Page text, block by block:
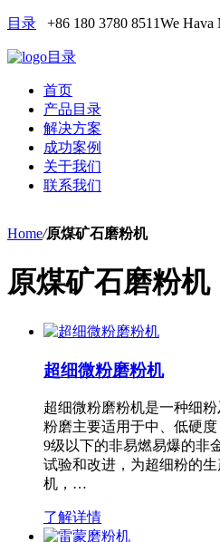
目录 +86 180 3780 8511We Hava
目录
首页
产品目录
解决方案
成功案例
关于我们
联系我们
Home/原煤矿石磨粉机
原煤矿石磨粉机
超细微粉磨粉机
超细微粉磨粉机是一种细
粉磨主要适用于中、低硬
9级以下的非易燃易爆的非
试验和改进，为超细粉的
机，…
了解详情